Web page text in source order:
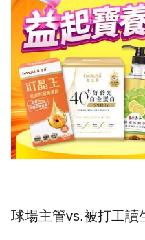
球場主管vs.被打工讀